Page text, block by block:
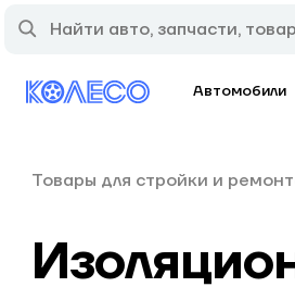
Автомобили
Товары для стройки и